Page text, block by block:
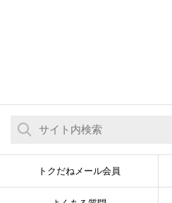
トクだねメール会員